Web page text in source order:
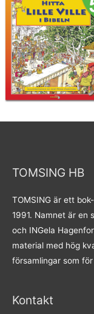
TOMSING HB
TOMSING är ett
1991. Namnet är en
och INGela
material med hög
församlingar som
Kontakt